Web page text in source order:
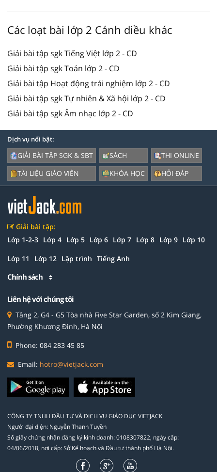
Các loạt bài lớp 2 Cánh diều khác
Giải bài tập sgk Tiếng Việt lớp 2 - CD
Giải bài tập sgk Toán lớp 2 - CD
Giải bài tập Hoạt động trải nghiệm lớp 2 - CD
Giải bài tập sgk Tự nhiên & Xã hội lớp 2 - CD
Giải bài tập sgk Âm nhạc lớp 2 - CD
Dịch vụ nổi bật:
GIẢI BÀI TẬP SGK & SBT
TÀI LIỆU GIÁO VIÊN
SÁCH
KHÓA HỌC
THI ONLINE
HỎI ĐÁP
Giải bài tập:
Lớp 1-2-3 Lớp 4 Lớp 5 Lớp 6 Lớp 7 Lớp 8 Lớp 9 Lớp 10
Lớp 11 Lớp 12 Lập trình Tiếng Anh
Chính sách
Liên hệ với chúng tôi
Tầng 2, G4 - G5 Tòa nhà Five Star Garden, số 2 Kim Giang,
Phường Khương Đình, Hà Nội
Phone: 084 283 45 85
Email: hotro@vietjack.com
CÔNG TY TNHH ĐẦU TƯ VÀ DỊCH VỤ GIÁO DỤC VIETJACK
Người đại diện: Nguyễn Thanh Tuyền
Số giấy chứng nhận đăng ký kinh doanh: 0108307822, ngày cấp:
04/06/2018, nơi cấp: Sở Kế hoạch và Đầu tư thành phố Hà Nội.